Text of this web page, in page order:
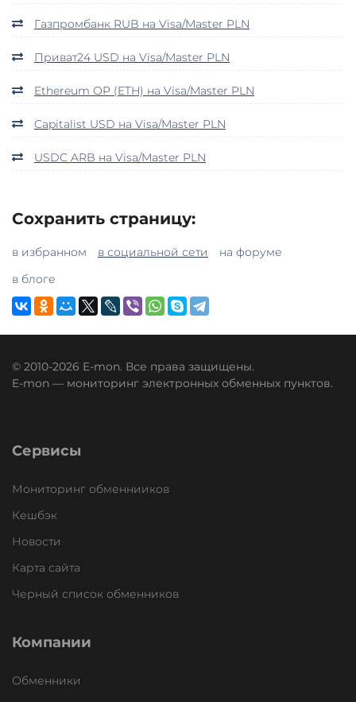
Газпромбанк RUB на Visa/Master PLN
Приват24 USD на Visa/Master PLN
Ethereum OP (ETH) на Visa/Master PLN
Capitalist USD на Visa/Master PLN
USDC ARB на Visa/Master PLN
Сохранить страницу:
в избранном в социальной сети
на форуме
в блоге
© 2010-2026 E-mon. Все права защищены.
E-mon — мониторинг электронных обменных пунктов.
Сервисы
Мониторинг обменнииков
Кешбэк
Новости
Карта сайта
Черный список обменников
Компании
Обменники